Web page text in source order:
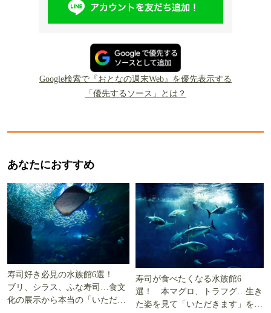
Google検索で『おとなの週末Web』を優先表示する
「優先するソース」とは？
あなたにおすすめ
寿司好き必見の水族館6選！
ブリ、シラス、ふな寿司…食文
化の展示から本当の「いただき
寿司が食べたくなる水族館6
選！ 本マグロ、トラフグ…生き
た姿を見て「いただきます」を考